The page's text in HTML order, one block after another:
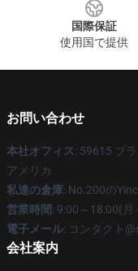
国際保証
使用国で提供
お問い合わせ
本社オフィス: 59615 ブ
アメリカ
私達の倉庫: No.200の
営業時間: 9:00～18:00(月
電子メール: コンタクト
会社案内